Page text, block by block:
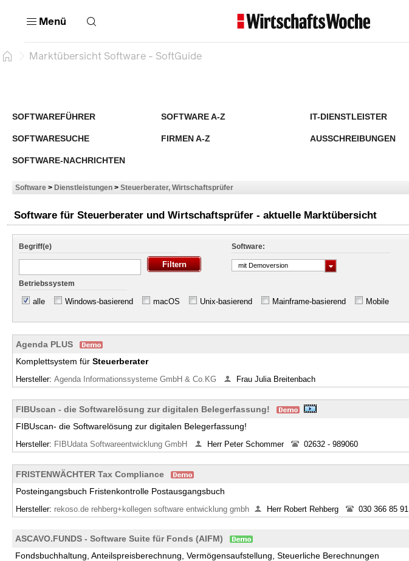
Menü
Marktübersicht Software - SoftGuide
SOFTWAREFÜHRER SOFTWARE A-Z IT-DIENSTLEISTER
SOFTWARESUCHE FIRMEN A-Z AUSSCHREIBUNGEN
SOFTWARE-NACHRICHTEN
Software > Dienstleistungen > Steuerberater, Wirtschaftsprüfer
Software für Steuerberater und Wirtschaftsprüfer - aktuelle Marktübersicht
Begriff(e) Software:
mit Demoversion
Betriebssystem
alle Windows-basierend macOS Unix-basierend Mainframe-basierend Mobile
Agenda PLUS
Komplettsystem für Steuerberater
Hersteller: Agenda Informationssysteme GmbH & Co.KG Frau Julia Breitenbach
FIBUscan - die Softwarelösung zur digitalen Belegerfassung!
FIBUscan- die Softwarelösung zur digitalen Belegerfassung!
Hersteller: FIBUdata Softwareentwicklung GmbH Herr Peter Schommer 02632 - 989060
FRISTENWÄCHTER Tax Compliance
Posteingangsbuch Fristenkontrolle Postausgangsbuch
Hersteller: rekoso.de rehberg+kollegen software entwicklung gmbh Herr Robert Rehberg 030 366 85 91
ASCAVO.FUNDS - Software Suite für Fonds (AIFM)
Fondsbuchhaltung, Anteilspreisberechnung, Vermögensaufstellung, Steuerliche Berechnungen